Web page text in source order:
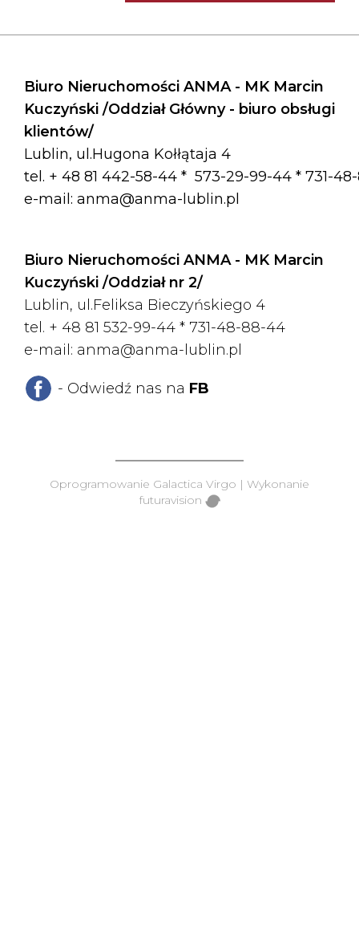
Biuro Nieruchomości ANMA - MK Marcin
Kuczyński /Oddział Główny - biuro obsługi
klientów/
Lublin, ul.Hugona Kołłątaja 4
tel. + 48 81 442-58-44 * 573-29-99-44 * 731-
e-mail: anma@anma-lublin.pl
Biuro Nieruchomości ANMA - MK Marcin
Kuczyński /Oddział nr 2/
Lublin, ul.Feliksa Bieczyńskiego 4
tel. + 48 81 532-99-44 * 731-48-88-44
e-mail: anma@anma-lublin.pl
- Odwiedź nas na FB
Oprogramowanie Galactica Virgo | Wykonanie
futuravision